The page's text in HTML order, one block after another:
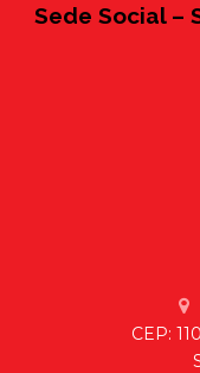
Sede Social –
CEP: